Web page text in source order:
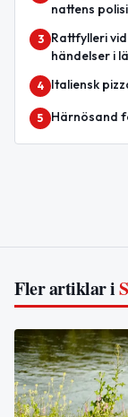
nattens
3
Rattfylleri
händelser i
4 Italiensk
5 Härnösand
Fler artiklar i